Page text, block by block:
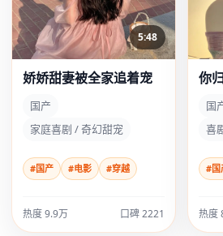
5:48
娇娇甜妻被全家追着宠
国产
家庭喜剧 / 奇幻甜宠
#国产 #电影 #穿越
热度 9.9万 口碑 2221
你
国
喜
#国
热度